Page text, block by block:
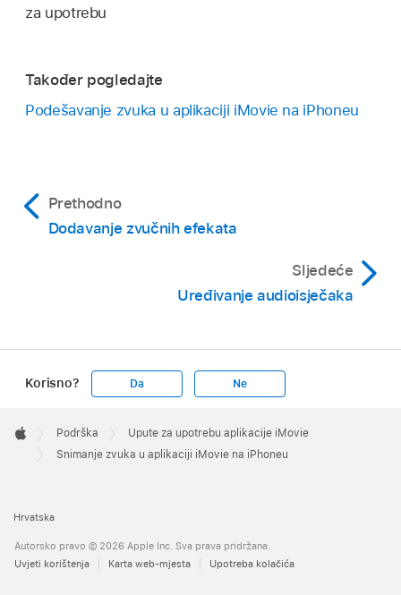
za upotrebu
Također pogledajte
Podešavanje zvuka u aplikaciji iMovie na iPhoneu
Prethodno
Dodavanje zvučnih efekata
Sljedeće
Uređivanje audioisječaka
Korisno? Da Ne
Footer

Apple
Podrška
Upute za upotrebu aplikacije iMovie
Snimanje zvuka u aplikaciji iMovie na iPhoneu
Hrvatska
Autorsko pravo © 2026 Apple Inc. Sva prava pridržana.
Uvjeti korištenja
Karta web-mjesta Upotreba kolačića